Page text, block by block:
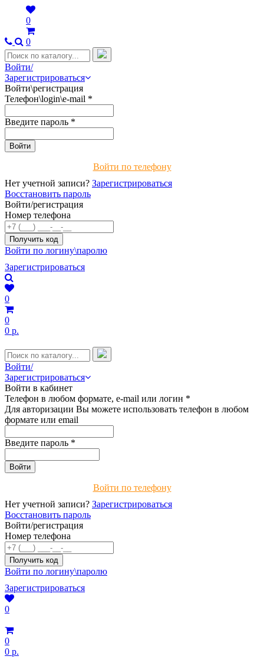
0
0
Войти/
Зарегистрироваться
Войти\регистрация
Телефон\login\e-mail *
Введите пароль *
Войти по телефону
Нет учетной записи? Зарегистрироваться
Восстановить пароль
Войти/регистрация
Номер телефона
Войти по логину\паролю
Зарегистрироваться
0
0
0 р.
Войти/
Зарегистрироваться
Войти в кабинет
Телефон в любом формате, e-mail или логин *
Для авторизации Вы можете использовать телефон в любом
формате или email
Введите пароль *
Войти по телефону
Нет учетной записи? Зарегистрироваться
Восстановить пароль
Войти/регистрация
Номер телефона
Войти по логину\паролю
Зарегистрироваться
0
0
0 р.